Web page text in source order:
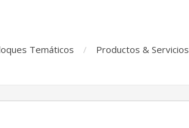
Temáticos Productos & Servicios